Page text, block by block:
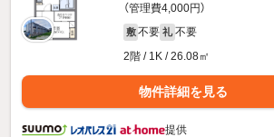
（管理費4,000円）
敷 不要 礼 不要
2階 / 1K / 26.08㎡
物件詳細を見る
提供